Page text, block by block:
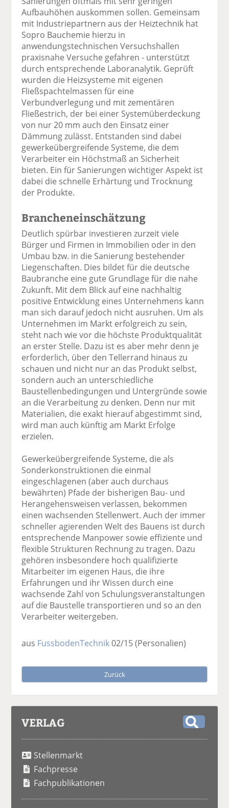
Aufbauhöhen auskommen sollen. Gemeinsam
mit Industriepartnern aus der Heiztechnik hat
Sopro Bauchemie hierzu in
anwendungstechnischen Versuchshallen
praxisnahe Versuche gefahren - unterstützt
durch entsprechende Laboranalytik. Geprüft
wurden die Heizsysteme mit eigenen
Fließspachtelmassen für eine
Verbundverlegung und mit zementären
Fließestrich, der bei einer Systemüberdeckung
von nur 20 mm auch den Einsatz einer
Dämmung zulässt. Entstanden sind dabei
gewerkeübergreifende Systeme, die dem
Verarbeiter ein Höchstmaß an Sicherheit
bieten. Ein für Sanierungen wichtiger Aspekt ist
dabei die schnelle Erhärtung und Trocknung
der Produkte.
Brancheneinschätzung
Deutlich spürbar investieren zurzeit viele
Bürger und Firmen in Immobilien oder in den
Umbau bzw. in die Sanierung bestehender
Liegenschaften. Dies bildet für die deutsche
Baubranche eine gute Grundlage für die nahe
Zukunft. Mit dem Blick auf eine nachhaltig
positive Entwicklung eines Unternehmens kann
man sich darauf jedoch nicht ausruhen. Um als
Unternehmen im Markt erfolgreich zu sein,
steht nach wie vor die höchste Produktqualität
an erster Stelle. Dazu ist es aber mehr denn je
erforderlich, über den Tellerrand hinaus zu
schauen und nicht nur an das Produkt selbst,
sondern auch an unterschiedliche
Baustellenbedingungen und Untergründe sowie
an die Verarbeitung zu denken. Denn nur mit
Materialien, die exakt hierauf abgestimmt sind,
wird man auch künftig am Markt Erfolge
erzielen.
Gewerkeübergreifende Systeme, die als
Sonderkonstruktionen die einmal
eingeschlagenen (aber auch durchaus
bewährten) Pfade der bisherigen Bau- und
Herangehensweisen verlassen, bekommen
einen wachsenden Stellenwert. Auch der immer
schneller agierenden Welt des Bauens ist durch
entsprechende Manpower sowie effiziente und
flexible Strukturen Rechnung zu tragen. Dazu
gehören insbesondere hoch qualifizierte
Mitarbeiter im eigenen Haus, die ihre
Erfahrungen und ihr Wissen durch eine
wachsende Zahl von Schulungsveranstaltungen
auf die Baustelle transportieren und so an den
Verarbeiter weitergeben.
aus FussbodenTechnik02/15(Personalien)
Zurück
VERLAG
Stellenmarkt
Fachpresse
Fachpublikationen